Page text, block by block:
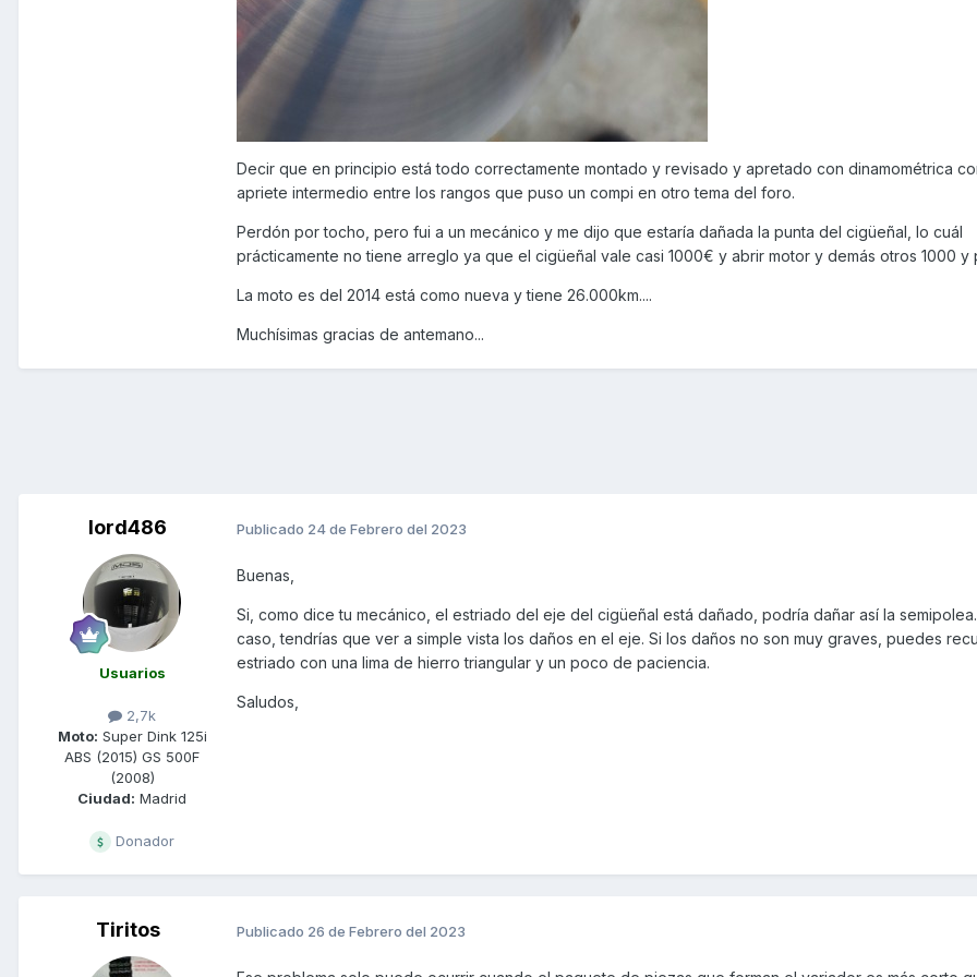
Decir que en principio está todo correctamente montado y revisado y apretado con dinamométrica
apriete intermedio entre los rangos que puso un compi en otro tema del foro.
Perdón por tocho, pero fui a un mecánico y me dijo que estaría dañada la punta del cigüeñal, lo cuál
prácticamente no tiene arreglo ya que el cigüeñal vale casi 1000€ y abrir motor y demás otros 1000 y
La moto es del 2014 está como nueva y tiene 26.000km....
Muchísimas gracias de antemano...
lord486
Usuarios
2,7k
Moto: Super Dink 125i
ABS (2015) GS 500F
(2008)
Ciudad: Madrid
Donador
Publicado 24 de Febrero del 2023
Buenas,
Si, como dice tu mecánico, el estriado del eje del cigüeñal está dañado, podría dañar así la
caso, tendrías que ver a simple vista los daños en el eje. Si los daños no son muy graves, puedes
estriado con una lima de hierro triangular y un poco de paciencia.
Saludos,
Tiritos Publicado 26 de Febrero del 2023